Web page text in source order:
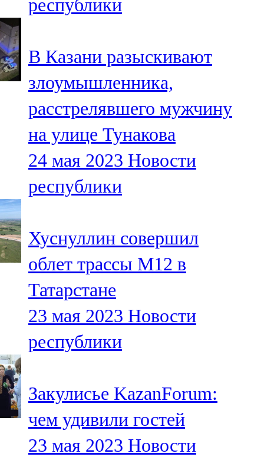
республики
В Казани разыскивают
злоумышленника,
расстрелявшего мужчину
на улице Тунакова
24 мая 2023 Новости
республики
Хуснуллин совершил
облет трассы М12 в
Татарстане
23 мая 2023 Новости
республики
Закулисье KazanForum:
чем удивили гостей
23 мая 2023 Новости